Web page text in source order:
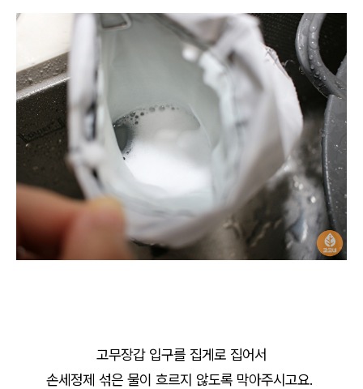
고무장갑 입구를 집게로 집어서
손세정제 섞은 물이 흐르지 않도록 막아주시고요.